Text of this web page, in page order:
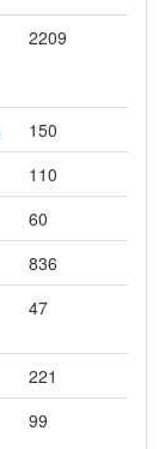
2209
150
110
60
836
47
221
99